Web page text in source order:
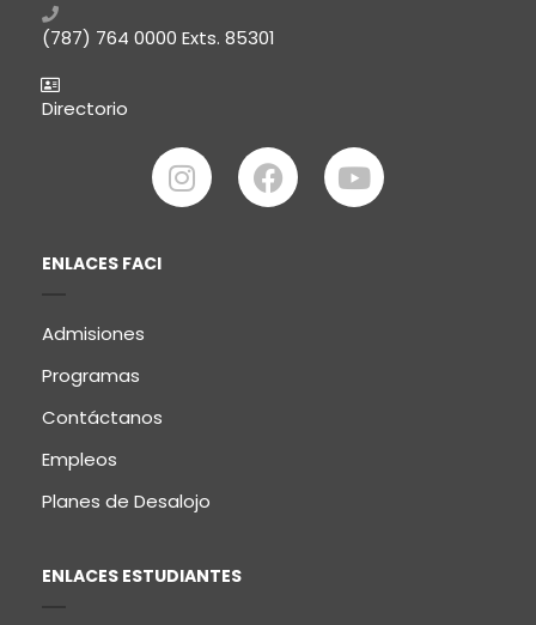
(787) 764 0000 Exts. 85301
Directorio
ENLACES FACI
Admisiones
Programas
Contáctanos
Empleos
Planes de Desalojo
ENLACES ESTUDIANTES